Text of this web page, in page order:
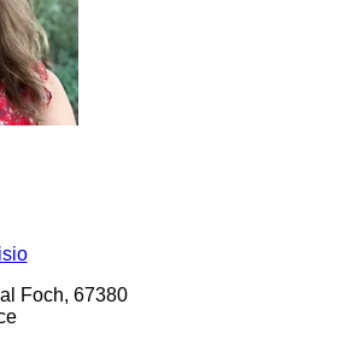
Foch, 67380